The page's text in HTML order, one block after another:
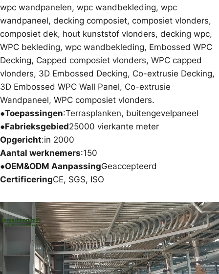
wpc wandpanelen, wpc wandbekleding, wpc
wandpaneel, decking composiet, composiet vlonders,
composiet dek, hout kunststof vlonders, decking wpc,
WPC bekleding, wpc wandbekleding, Embossed WPC
Decking, Capped composiet vlonders, WPC capped
vlonders, 3D Embossed Decking, Co-extrusie Decking,
3D Embossed WPC Wall Panel, Co-extrusie
Wandpaneel, WPC composiet vlonders.
●Toepassingen:Terrasplanken, buitengevelpaneel
●Fabrieksgebied25000 vierkante meter
Opgericht:in 2000
Aantal werknemers:150
●OEM&ODM AanpassingGeaccepteerd
CertificeringCE, SGS, ISO